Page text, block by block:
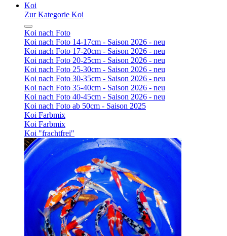
Koi
Zur Kategorie Koi
Koi nach Foto
Koi nach Foto 14-17cm - Saison 2026 - neu
Koi nach Foto 17-20cm - Saison 2026 - neu
Koi nach Foto 20-25cm - Saison 2026 - neu
Koi nach Foto 25-30cm - Saison 2026 - neu
Koi nach Foto 30-35cm - Saison 2026 - neu
Koi nach Foto 35-40cm - Saison 2026 - neu
Koi nach Foto 40-45cm - Saison 2026 - neu
Koi nach Foto ab 50cm - Saison 2025
Koi Farbmix
Koi Farbmix
Koi "frachtfrei"